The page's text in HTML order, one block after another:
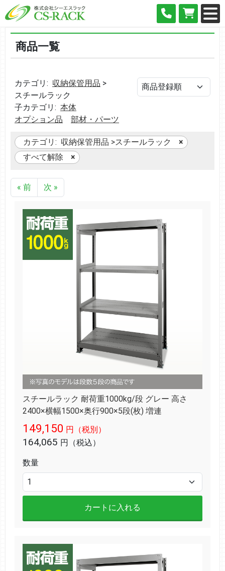
商品一覧
カテゴリ: 収納保管用品 >
スチールラック
子カテゴリ: 本体
オプション品
部材・パーツ
カテゴリ: 収納保管用品 >スチールラック
すべて解除
« 前 次 »
スチールラック 耐荷重1000kg/段 グレー 高さ
2400×横幅1500×奥行900×5段(枚) 増連
149,150 円（税別）
164,065 円（税込）
数量
カートに入れる